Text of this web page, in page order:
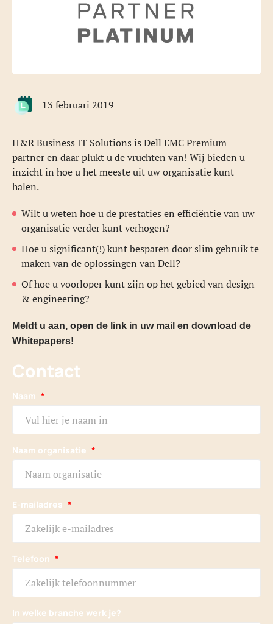
13 februari 2019
H&R Business IT Solutions is Dell EMC Premium
partner en daar plukt u de vruchten van! Wij bieden u
inzicht in hoe u het meeste uit uw organisatie kunt
halen.
Wilt u weten hoe u de prestaties en efficiëntie van uw
organisatie verder kunt verhogen?
Hoe u significant(!) kunt besparen door slim gebruik te
maken van de oplossingen van Dell?
Of hoe u voorloper kunt zijn op het gebied van design
& engineering?
Meldt u aan, open de link in uw mail en download de
Whitepapers!
Contact
Naam *
Naam organisatie *
E-mailadres *
Telefoon *
In welke branche werk je?